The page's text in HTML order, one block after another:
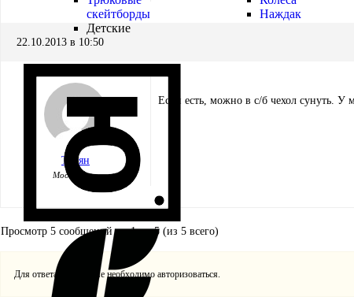
скейтборды
Детские
Наждак
22.10.2013 в 10:50
Толян
Модератор
Если есть, можно в с/б чехол сунуть. У
Просмотр 5 сообщений - с 1 по 5 (из 5 всего)
Для ответа в этой теме необходимо авторизоваться.